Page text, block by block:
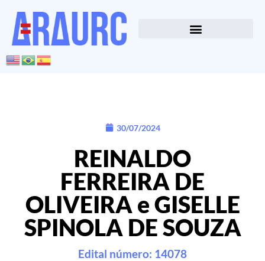
30/07/2024
REINALDO
FERREIRA DE
OLIVEIRA e GISELLE
SPINOLA DE SOUZA
Edital número: 14078